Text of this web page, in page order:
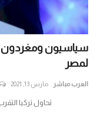
سياسيون ومغردون
لمصر
العرب مباشر مارس 13, 2021
تحاول تركيا